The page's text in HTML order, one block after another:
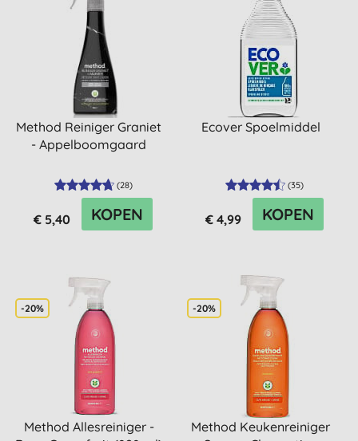
Method Reiniger Graniet
- Appelboomgaard
(28)
€ 5,40 KOPEN
Ecover Spoelmiddel
(35)
€ 4,99 KOPEN
-20%
Method Allesreiniger -
-20%
Method Keukenreiniger